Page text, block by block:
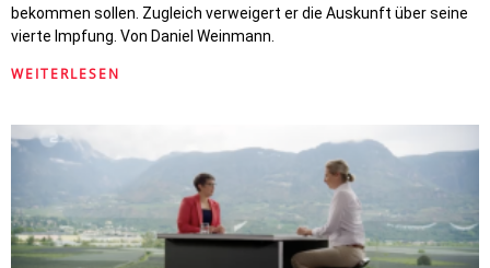
bekommen sollen. Zugleich verweigert er die Auskunft über seine
vierte Impfung. Von Daniel Weinmann.
WEITERLESEN